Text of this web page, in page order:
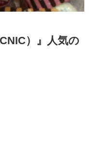
）』人気の